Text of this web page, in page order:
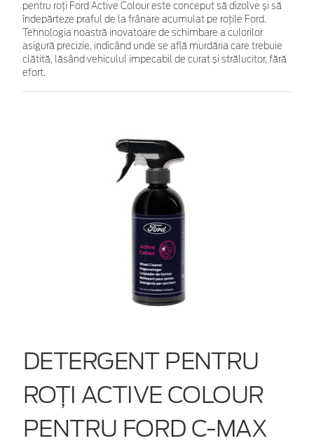
pentru roți Ford Active Colour este conceput să dizolve și să
îndepărteze praful de la frânare acumulat pe roțile Ford.
Tehnologia noastră inovatoare de schimbare a culorilor
asigură precizie, indicând unde se află murdăria care trebuie
clătită, lăsând vehiculul impecabil de curat și strălucitor, fără
efort.
DETERGENT PENTRU
ROȚI ACTIVE COLOUR
PENTRU FORD C-MAX